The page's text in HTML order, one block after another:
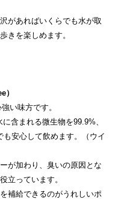
があればいくらでも水が取
きを楽しめます。
）
い味方です。
含まれる微生物を99.9%、
安心して飲めます。（ウイ
が加わり、臭いの原因とな
立っています。
補給できるのがうれしいポ